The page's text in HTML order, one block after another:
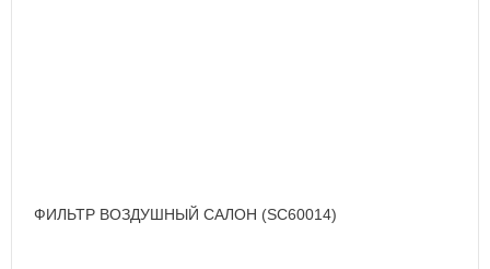
ФИЛЬТР ВОЗДУШНЫЙ САЛОН (SC60014)